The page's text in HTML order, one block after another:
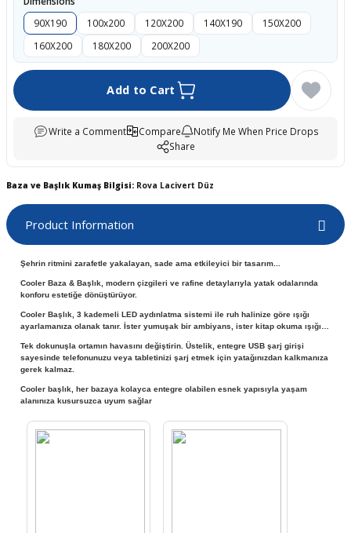
90X190
100x200 120X200 140X190
150X200
160X200
180X200 200X200
Add to Cart
Write a Comment Compare
Notify Me When Price Drops
Share
Baza ve Başlık Kumaş Bilgisi: Rova Lacivert Düz
Product Information
Şehrin ritmini zarafetle yakalayan, sade ama etkileyici bir tasarım...
Cooler Baza & Başlık, modern çizgileri ve rafine detaylarıyla yatak odalarında
konforu estetiğe dönüştürüyor.
Cooler Başlık, 3 kademeli LED aydınlatma sistemi ile ruh halinize göre ışığı
ayarlamanıza olanak tanır. İster yumuşak bir ambiyans, ister kitap okuma ışığı…
Tek dokunuşla ortamın havasını değiştirin. Üstelik, entegre USB şarj girişi
sayesinde telefonunuzu veya tabletinizi şarj etmek için yatağınızdan kalkmanıza
gerek kalmaz.
Cooler başlık, her bazaya kolayca entegre olabilen esnek yapısıyla yaşam
alanınıza kusursuzca uyum sağlar